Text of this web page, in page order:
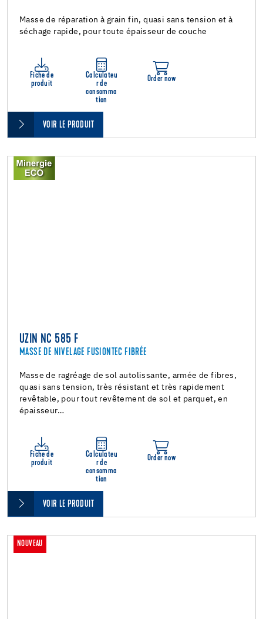
Masse de réparation à grain fin, quasi sans tension et à
séchage rapide, pour toute épaisseur de couche
Fiche de
produit
Calculateu
r de
consomma
tion
Order now
VOIR LE PRODUIT
UZIN NC 585 F
MASSE DE NIVELAGE FUSIONTEC FIBRÉE
Masse de ragréage de sol autolissante, armée de fibres,
quasi sans tension, très résistant et très rapidement
revêtable, pour tout revêtement de sol et parquet, en
épaisseur…
Fiche de
produit
Calculateu
r de
consomma
tion
Order now
VOIR LE PRODUIT
NOUVEAU